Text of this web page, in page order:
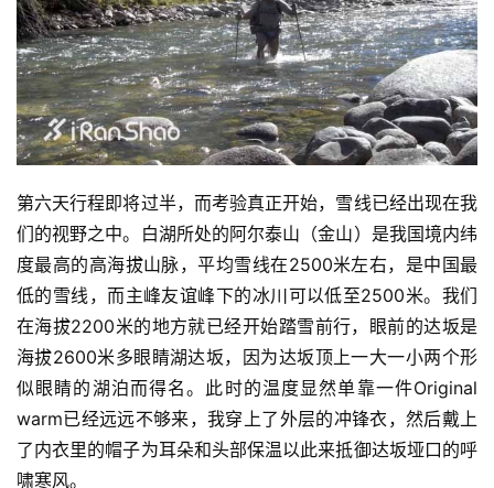
第六天行程即将过半，而考验真正开始，雪线已经出现在我
们的视野之中。白湖所处的阿尔泰山（金山）是我国境内纬
度最高的高海拔山脉，平均雪线在2500米左右，是中国最
低的雪线，而主峰友谊峰下的冰川可以低至2500米。我们
在海拔2200米的地方就已经开始踏雪前行，眼前的达坂是
海拔2600米多眼睛湖达坂，因为达坂顶上一大一小两个形
似眼睛的湖泊而得名。此时的温度显然单靠一件Original
warm已经远远不够来，我穿上了外层的冲锋衣，然后戴上
了内衣里的帽子为耳朵和头部保温以此来抵御达坂垭口的呼
啸寒风。